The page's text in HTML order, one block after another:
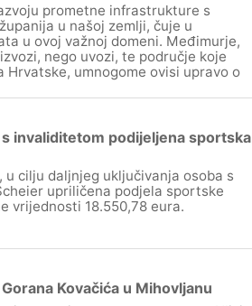
prometne infrastrukture s
u našoj zemlji, čuje u
u ovoj važnoj domeni. Međimurje,
nego uvozi, te područje koje
umnogome ovisi upravo o
invaliditetom podijeljena sportska
u cilju daljnjeg uključivanja osoba s
upriličena podjela sportske
vrijednosti 18.550,78 eura.
Kovačića u Mihovljanu